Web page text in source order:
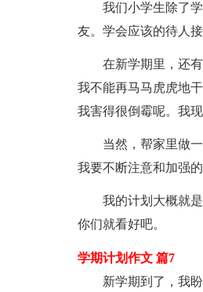
我们小学生除了学
友。学会应该的待人
在新学期里，还有
我不能再马马虎虎地
我害得很倒霉呢。我
当然，帮家里做一
我要不断注意和加强的
我的计划大概就是
你们就看好吧。
学期计划作文 篇7
新学期到了，我盼